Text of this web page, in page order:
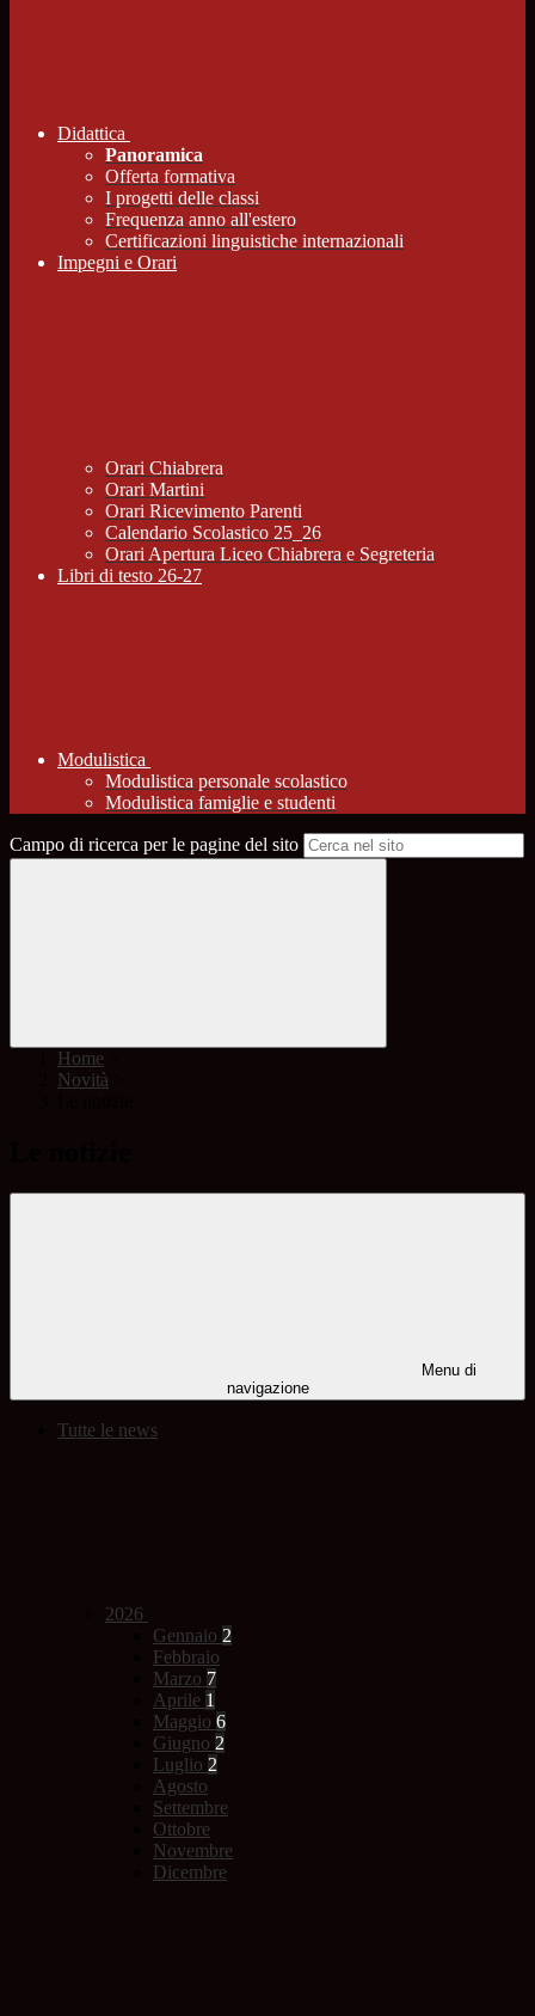
Didattica
Panoramica
Offerta formativa
I progetti delle classi
Frequenza anno all'estero
Certificazioni linguistiche internazionali
Impegni e Orari
Orari Chiabrera
Orari Martini
Orari Ricevimento Parenti
Calendario Scolastico 25_26
Orari Apertura Liceo Chiabrera e Segreteria
Libri di testo 26-27
Modulistica
Modulistica personale scolastico
Modulistica famiglie e studenti
Campo di ricerca per le pagine del sito
Home
Novità
Menu di
navigazione
Tutte le news
2026
Gennaio 2
Febbraio
Marzo 7
Aprile 1
Maggio 6
Giugno 2
Luglio 2
Agosto
Settembre
Ottobre
Novembre
Dicembre